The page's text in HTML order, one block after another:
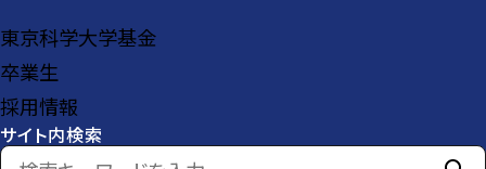
東京科学大学基金
卒業生
採用情報
サイト内検索